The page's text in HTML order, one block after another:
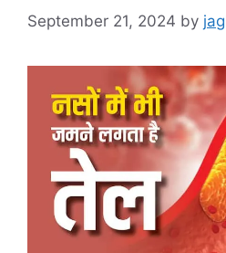
September 21, 2024 by